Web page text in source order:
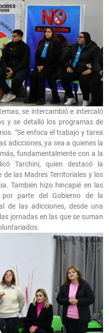
se intercambió e intercaló
y se detalló los programas de
"Se enfoca el trabajo y tarea
adicciones, ya sea a quienes la
fundamentalmente con a la
Tarchini, quien destacó la
las Madres Territoriales y los
También hizo hincapié en las
por parte del Gobierno de la
de las adicciones, desde una
jornadas en las que se suman